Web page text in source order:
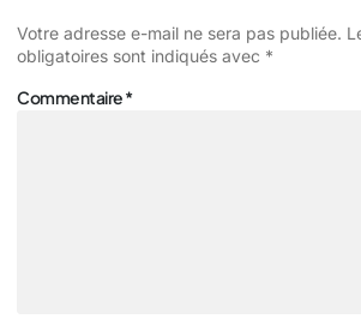
Votre adresse e-mail ne sera pas publiée.
obligatoires sont indiqués avec *
Commentaire*